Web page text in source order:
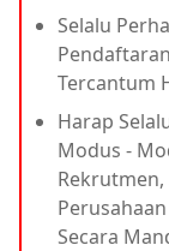
Selalu
Tercantum
Harap
Modus -
Secara